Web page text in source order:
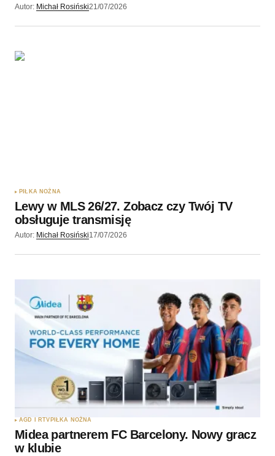
Autor: Michał Rosiński21/07/2026
PIŁKA NOŻNA
Lewy w MLS 26/27. Zobacz czy Twój TV
obsługuje transmisję
Autor: Michał Rosiński17/07/2026
AGD I RTV PIŁKA NOŻNA
Midea partnerem FC Barcelony. Nowy gracz
w klubie